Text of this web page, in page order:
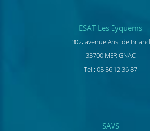
ESAT Les Eyquems
302, avenue Aristide Briand
33700 MÉRIGNAC
Tel : 05 56 12 36 87
SAVS